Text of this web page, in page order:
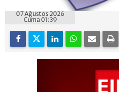
07 Ağustos 2026
Cuma 01:39